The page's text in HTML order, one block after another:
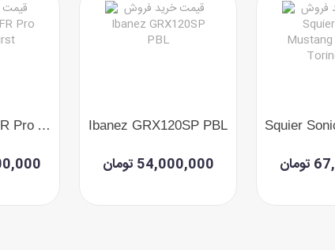
Schecter C 6 FR Pro Aurora Burst Ibanez GRX120SP PBL
54,000,000 تومان